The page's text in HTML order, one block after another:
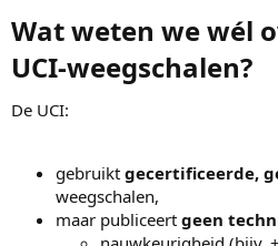
Wat weten we wél
UCI‑weegschalen?​
De UCI:
gebruikt gecertificeerde,
weegschalen,
maar publiceert geen